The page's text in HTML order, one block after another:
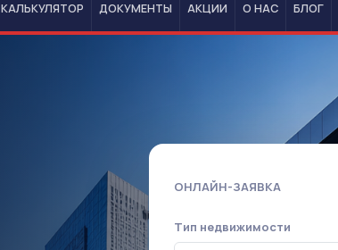
КАЛЬКУЛЯТОР ДОКУМЕНТЫ АКЦИИ О НАС БЛОГ
ОНЛАЙН-ЗАЯВКА
Тип недвижимости